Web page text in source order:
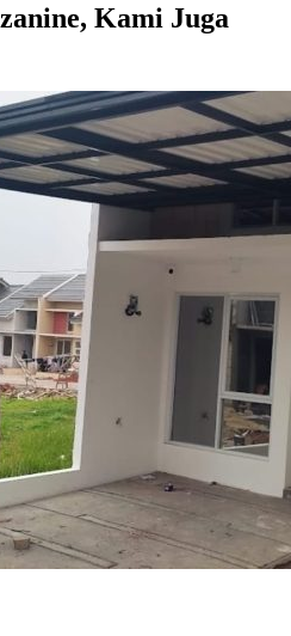
Kami Juga